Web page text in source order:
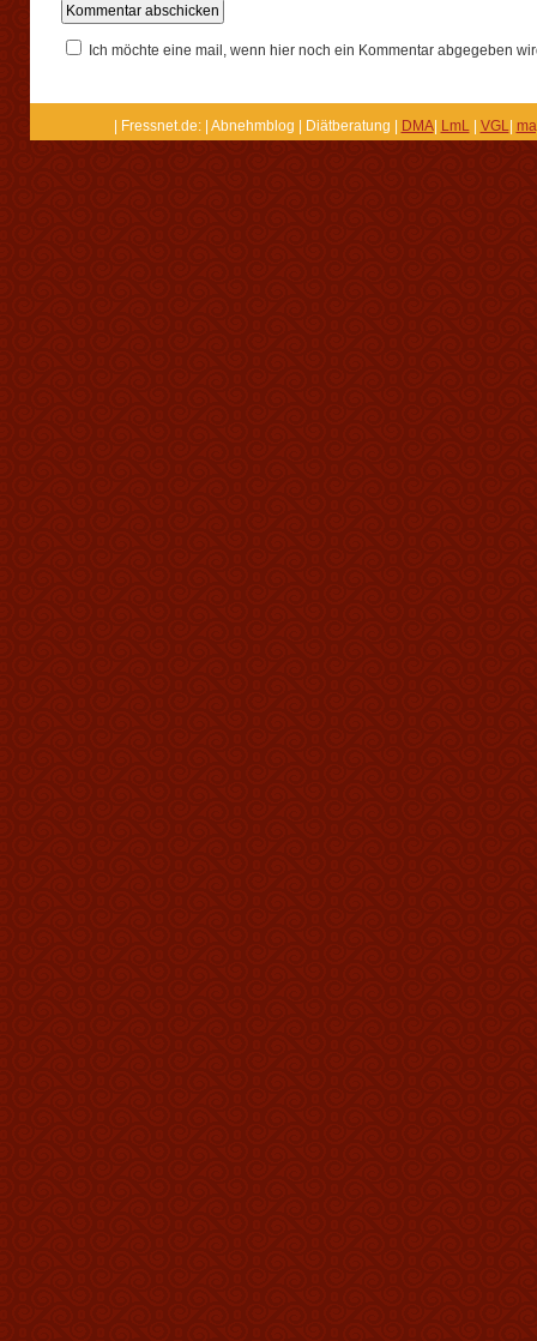
Ich möchte eine mail, wenn hier noch ein Kommentar abgegeben
| Fressnet.de: | Abnehmblog | Diätberatung | DMA| LmL| VGL|